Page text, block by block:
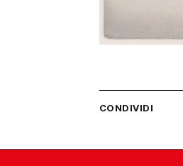
CONDIVIDI